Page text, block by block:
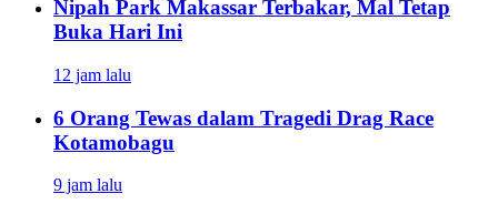
Nipah Park Makassar Terbakar, Mal Tetap
Buka Hari Ini
12 jam lalu
6 Orang Tewas dalam Tragedi Drag Race
Kotamobagu
9 jam lalu